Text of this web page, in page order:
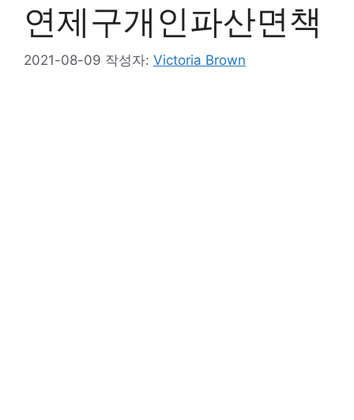
연제구개인파산면책
2021-08-09 작성자: Victoria Brown